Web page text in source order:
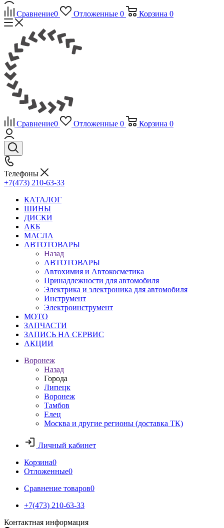
Сравнение0 Отложенные 0 Корзина 0
Сравнение0 Отложенные 0 Корзина 0
Телефоны
+7(473) 210-63-33
КАТАЛОГ
ШИНЫ
ДИСКИ
АКБ
МАСЛА
АВТОТОВАРЫ
Назад
АВТОТОВАРЫ
Автохимия и Автокосметика
Принадлежности для автомобиля
Электрика и электроника для автомобиля
Инструмент
Электроинструмент
МОТО
ЗАПЧАСТИ
ЗАПИСЬ НА СЕРВИС
АКЦИИ
Воронеж
Назад
Города
Липецк
Воронеж
Тамбов
Елец
Москва и другие регионы (доставка ТК)
Личный кабинет
Корзина0
Отложенные0
Сравнение товаров0
+7(473) 210-63-33
Контактная информация